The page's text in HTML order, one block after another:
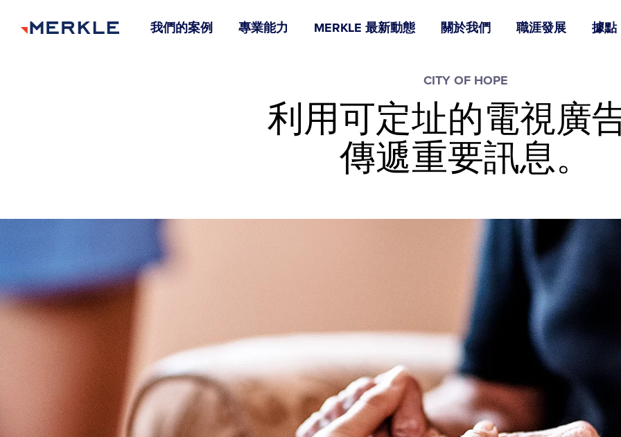
我們的案例 專業能力 MERKLE 最新動態 關於我們 職涯發展 據點
CITY OF HOPE
利用可定址的電視廣
傳遞重要訊息。